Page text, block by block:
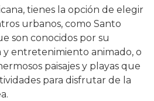
tienes la opción de elegir
urbanos, como Santo
son conocidos por su
entretenimiento animado, o
paisajes y playas que
para disfrutar de la